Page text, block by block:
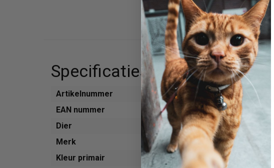
Specificaties
Artikelnummer
761994
EAN nummer
4022573504149
Dier
Aquarium
Merk
Juwel
Kleur primair
Wit